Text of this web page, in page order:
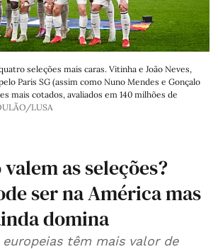
seleções mais caras. Vitinha e João Neves,
Paris SG (assim como Nuno Mendes e Gonçalo
mais cotados, avaliados em 140 milhões de
LUSA
as seleções?
ser na América mas
domina
europeias têm mais valor de